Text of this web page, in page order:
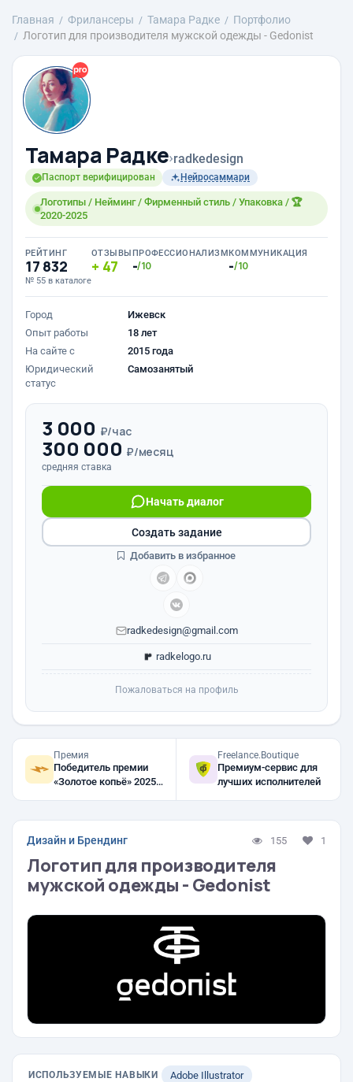
Главная Фрилансеры Тамара Радке
Портфолио
Логотип для производителя мужской одежды - Gedonist
Тамара Радке›radkedesign
Паспорт верифицирован Нейросаммари
Логотипы / Нейминг / Фирменный стиль / Упаковка / 🏆
2020-2025
РЕЙТИНГ
17 832
№ 55 в каталоге
ОТЗЫВЫ
47
ПРОФЕССИОНАЛИЗМ
-/10
КОММУНИКАЦИЯ
-/10
Город
Ижевск
Опыт работы
18 лет
На сайте с
2015 года
Юридический
статус
Самозанятый
3 000 ₽/час
300 000 ₽/месяц
средняя ставка
Начать диалог
radkedesign@gmail.com
radkelogo.ru
Создать задание
Добавить в избранное
Пожаловаться на профиль
Премия
Победитель премии
«Золотое копьё» 2025,
Freelance.Boutique
Премиум-сервис для
лучших исполнителей
Дизайн и Брендинг 155 1
Логотип для производителя
мужской одежды - Gedonist
ИСПОЛЬЗУЕМЫЕ НАВЫКИ
Adobe Illustrator